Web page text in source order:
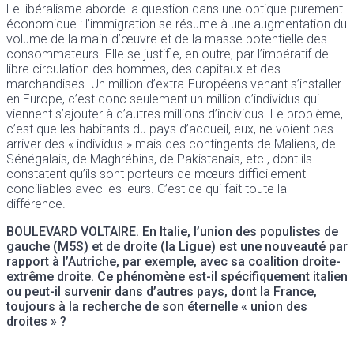
Le libéralisme aborde la question dans une optique purement
économique : l’immigration se résume à une augmentation du
volume de la main-d’œuvre et de la masse potentielle des
consommateurs. Elle se justifie, en outre, par l’impératif de
libre circulation des hommes, des capitaux et des
marchandises. Un million d’extra-Européens venant s’installer
en Europe, c’est donc seulement un million d’individus qui
viennent s’ajouter à d’autres millions d’individus. Le problème,
c’est que les habitants du pays d’accueil, eux, ne voient pas
arriver des « individus » mais des contingents de Maliens, de
Sénégalais, de Maghrébins, de Pakistanais, etc., dont ils
constatent qu’ils sont porteurs de mœurs difficilement
conciliables avec les leurs. C’est ce qui fait toute la
différence.
BOULEVARD VOLTAIRE. En Italie, l’union des populistes de
gauche (M5S) et de droite (la Ligue) est une nouveauté par
rapport à l’Autriche, par exemple, avec sa coalition droite-
extrême droite. Ce phénomène est-il spécifiquement italien
ou peut-il survenir dans d’autres pays, dont la France,
toujours à la recherche de son éternelle « union des
droites » ?